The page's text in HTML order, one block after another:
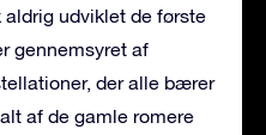
udviklet de første
gennemsyret af
der alle bærer
af de gamle romere